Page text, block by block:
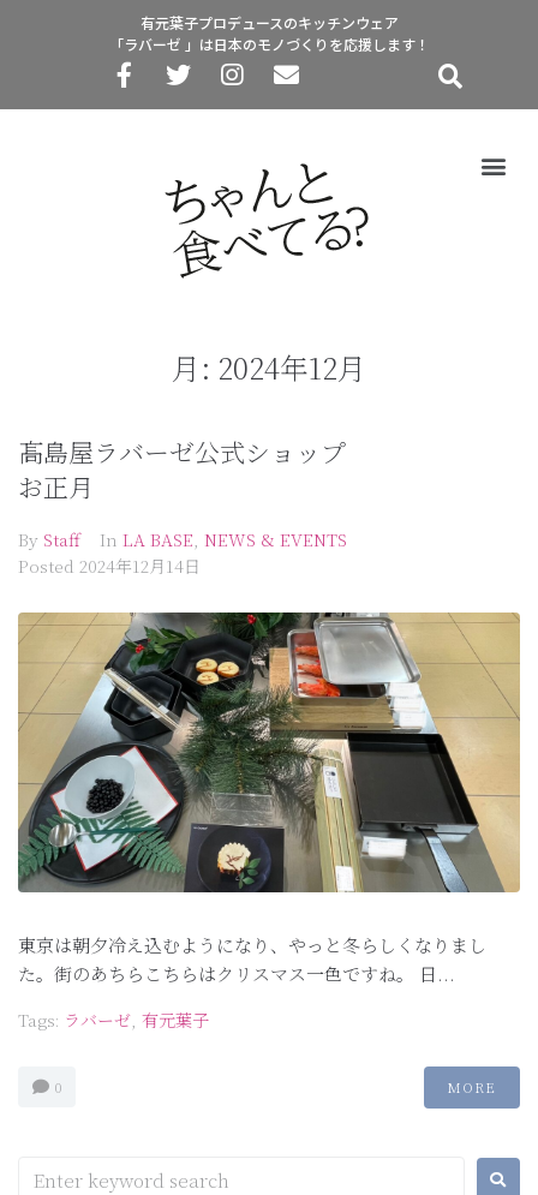
有元葉子プロデュースのキッチンウェア
「ラバーゼ 」は日本のモノづくりを応援します！
月: 2024年12月
髙島屋ラバーゼ公式ショップ
お正月
By Staff In LA BASE, NEWS & EVENTS
Posted 2024年12月14日
東京は朝夕冷え込むようになり、やっと冬らしくなりまし
た。街のあちらこちらはクリスマス一色ですね。 日...
Tags: ラバーゼ 有元葉子
0 MORE